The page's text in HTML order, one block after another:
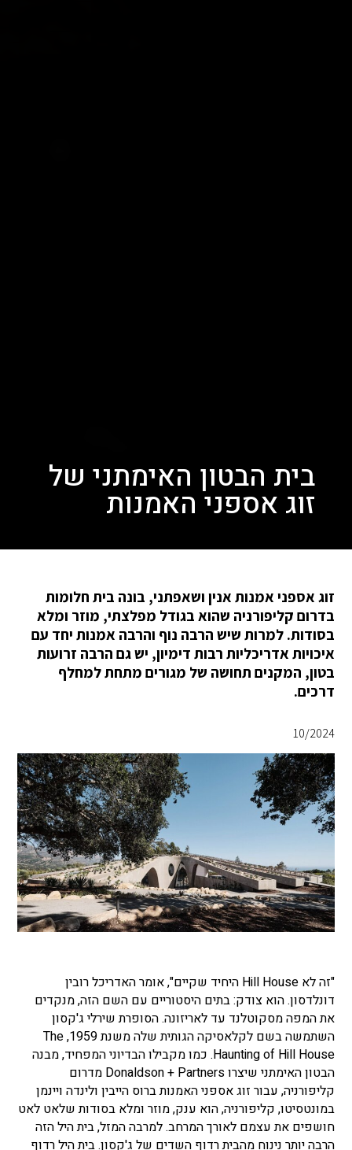
בית הבטון האימתני של
זוג אספני האמנות
זוג אספני אמנות אנין ושאפתני, בונה בית חלומות
בדרום קליפורניה שהוא בגודל מפלצתי, מוזר ומלא
בסודות. למרות שיש הרבה נוף והרבה אמנות יחד עם
איכויות אדריכליות רבות דימיון, יש גם הרבה זרועות
בטון, המקנים תחושה של מגורים מתחת למחלף
דרכים.
10/2024
"זה לא Hill House היחיד שקיים", אומר האדריכל רובין
דונלדסון. הוא צודק: בתים היסטוריים עם השם הזה, מנקדים
את המפה מסקוטלנד עד לאריזונה. הסופרת שירלי ג'קסון
השתמשה בשם לקלאסיקה הגותית שלה משנת 1959, The
Haunting of Hill House. כמו מקבילו הבדיוני המפחיד, מבנה
הבטון האימתני שיצרו Donaldson + Partners מדרום
קליפורניה, עבור זוג אספני האמנות ברוס הייבין ולינדה ויינמן
במונטסיטו, קליפורניה, הוא ענק, מוזר ומלא בסודות שלאט לאט
חושפים את עצמם לאורך המרחב. למרבה המזל, בית היל הזה
הרבה יותר נינוח מהבית רדוף השדים של ג'קסון. בית היל רדוף